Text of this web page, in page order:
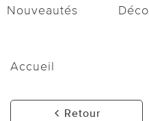
Nouveautés Déco
Accueil
Retour